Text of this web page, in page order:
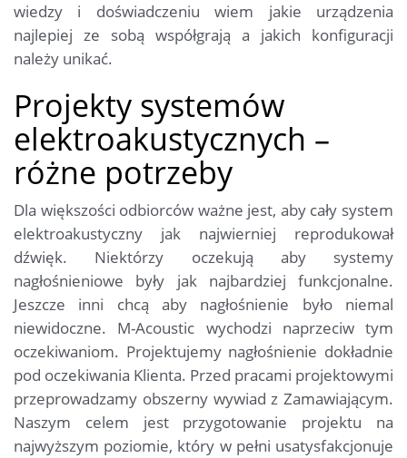
wiedzy i doświadczeniu wiem jakie urządzenia
najlepiej ze sobą współgrają a jakich konfiguracji
należy unikać.
Projekty systemów
elektroakustycznych –
różne potrzeby
Dla większości odbiorców ważne jest, aby cały system
elektroakustyczny jak najwierniej reprodukował
dźwięk. Niektórzy oczekują aby systemy
nagłośnieniowe były jak najbardziej funkcjonalne.
Jeszcze inni chcą aby nagłośnienie było niemal
niewidoczne. M-Acoustic wychodzi naprzeciw tym
oczekiwaniom. Projektujemy nagłośnienie dokładnie
pod oczekiwania Klienta. Przed pracami projektowymi
przeprowadzamy obszerny wywiad z Zamawiającym.
Naszym celem jest przygotowanie projektu na
najwyższym poziomie, który w pełni usatysfakcjonuje